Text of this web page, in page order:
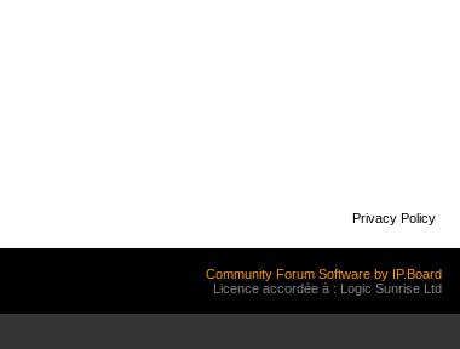
Privacy Policy
Community Forum Software by IP.Board
Licence accordée à : Logic Sunrise Ltd